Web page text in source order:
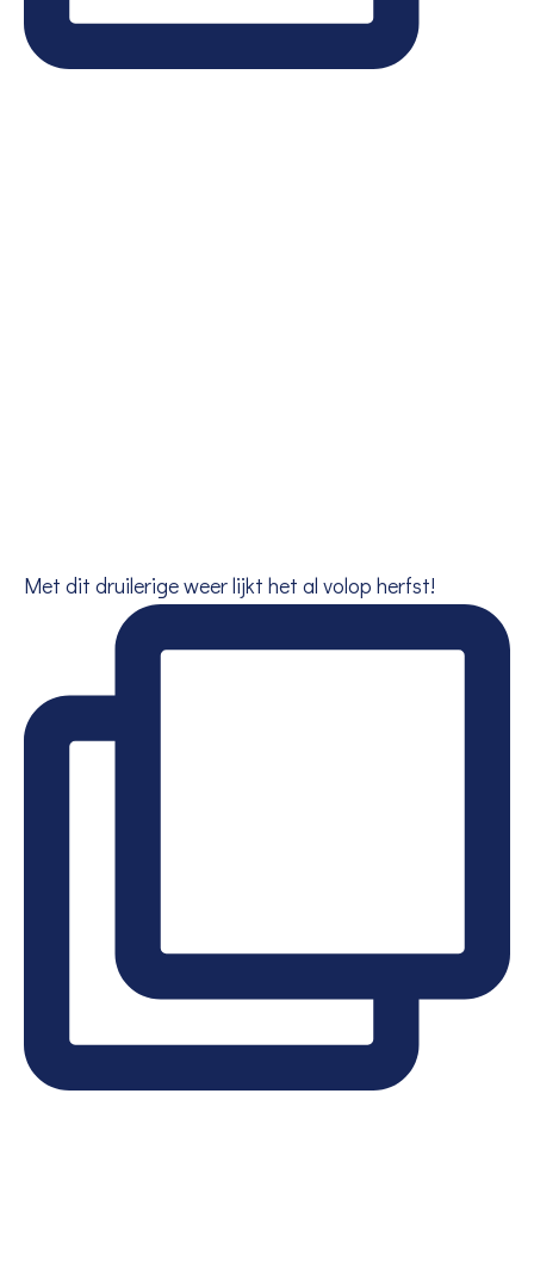
Met dit druilerige weer lijkt het al volop herfst!